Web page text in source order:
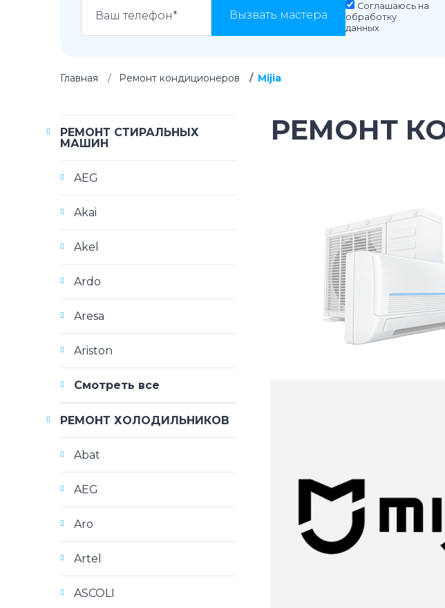
Вызвать мастера
Соглашаюсь на
обработку
данных
Главная Ремонт кондиционеров Mijia
РЕМОНТ
РЕМОНТ СТИРАЛЬНЫХ
МАШИН
AEG
Akai
Akel
Ardo
Aresa
Ariston
Смотреть все
РЕМОНТ ХОЛОДИЛЬНИКОВ
Abat
AEG
Aro
Artel
ASCOLI